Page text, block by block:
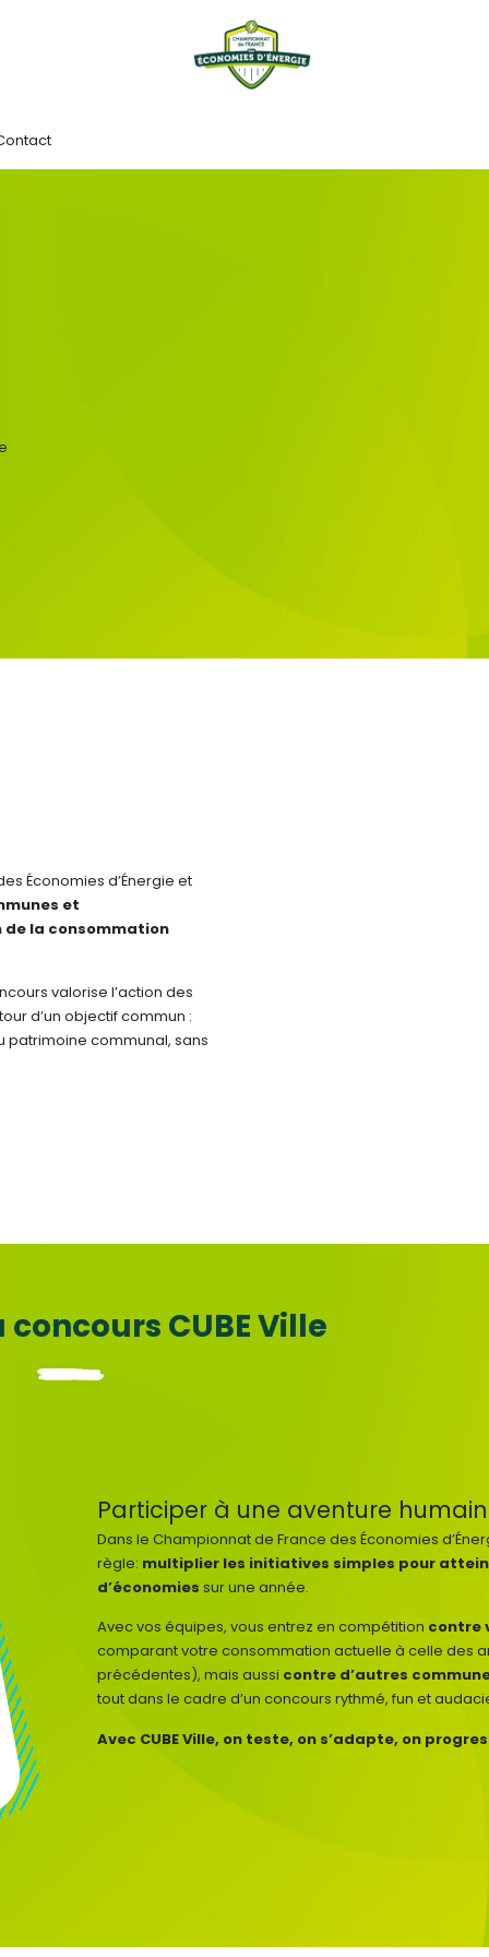
Économies d’Énergie et
et
la consommation
valorise l’action des
d’un objectif commun :
communal, sans
CUBE Ville
Participer à une aventure
Dans le Championnat de France des Économies
règle: multiplier les initiatives simples pour
d’économies sur une année.
Avec vos équipes, vous entrez en compétition contre
comparant votre consommation actuelle à celle des
précédentes), mais aussi contre d’autres
tout dans le cadre d’un concours rythmé, fun et
Avec CUBE Ville, on teste, on s’adapte, on